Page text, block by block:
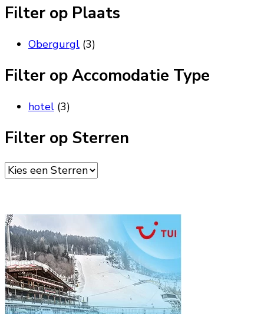
Filter op Plaats
Obergurgl (3)
Filter op Accomodatie Type
hotel (3)
Filter op Sterren